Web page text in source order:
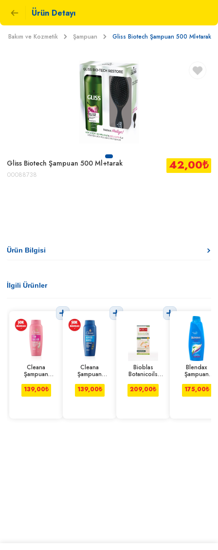
Ürün Detayı
Bakım ve Kozmetik Şampuan Gliss Biotech Şampuan 500 Ml+tarak
Gliss Biotech Şampuan 500 Ml+tarak
00088738
42,00₺
Ürün Bilgisi
İlgili Ürünler
Cleana
Şampuan
Yasemin Özlü
600 ml
139,00₺
Cleana
Şampuan
Zeytinyağlı 600
ml
139,00₺
Bioblas
Botanicoils
Şampuanı 360
ml
209,00₺
Blendax
Şampuan
500 ml
175,00₺